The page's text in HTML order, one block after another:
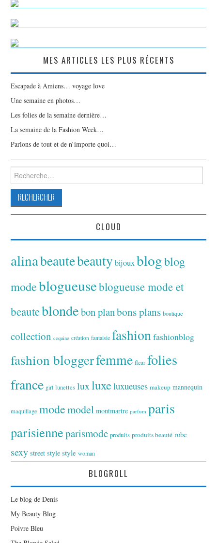
MES ARTICLES LES PLUS RÉCENTS
Escapade à Amiens… voyage love
Une semaine en photos…
Les folies de la semaine dernière…
La semaine de la Fashion Week…
Parlons de tout et de n’importe quoi…
Rechercher :
CLOUD
alinabeautebeauty bijoux blogblog
modeblogueuseblogueuse mode et
beauteblondebon planbons plans boutique
collection coquine création fantaisie fashionfashionblog
fashion bloggerfemme fleur folies
france girl lunettes luxluxeluxueuses makeup mannequin
maquillage modemodel montmartre parfum paris
parisienneparismode produits produits beauté robe
sexy street style style woman
BLOGROLL
Le blog de Denis
My Beauty Blog
Poivre Bleu